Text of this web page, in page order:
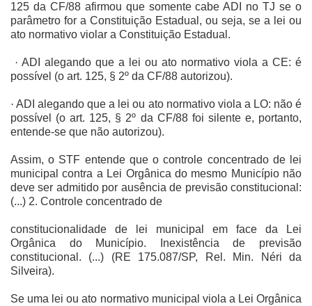
125 da CF/88 afirmou que somente cabe ADI no TJ se o
parâmetro for a Constituição Estadual, ou seja, se a lei ou
ato normativo violar a Constituição Estadual.
· ADI alegando que a lei ou ato normativo viola a CE: é
possível (o art. 125, § 2º da CF/88 autorizou).
· ADI alegando que a lei ou ato normativo viola a LO: não é
possível (o art. 125, § 2º da CF/88 foi silente e, portanto,
entende-se que não autorizou).
Assim, o STF entende que o controle concentrado de lei
municipal contra a Lei Orgânica do mesmo Município não
deve ser admitido por ausência de previsão constitucional:
(...) 2. Controle concentrado de
constitucionalidade de lei municipal em face da Lei
Orgânica do Município. Inexistência de previsão
constitucional. (...) (RE 175.087/SP, Rel. Min. Néri da
Silveira).
Se uma lei ou ato normativo municipal viola a Lei Orgânica